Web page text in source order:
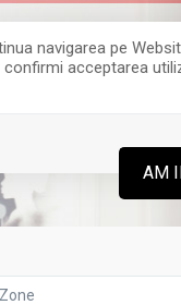
navigarea pe
acceptarea
AM
0364 808 888
Zone